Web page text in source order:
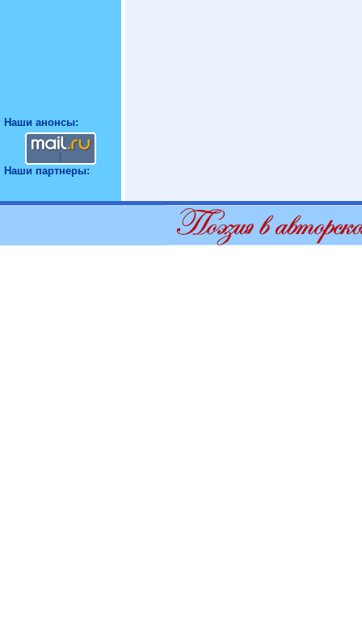
Наши анонсы:
Наши партнеры: